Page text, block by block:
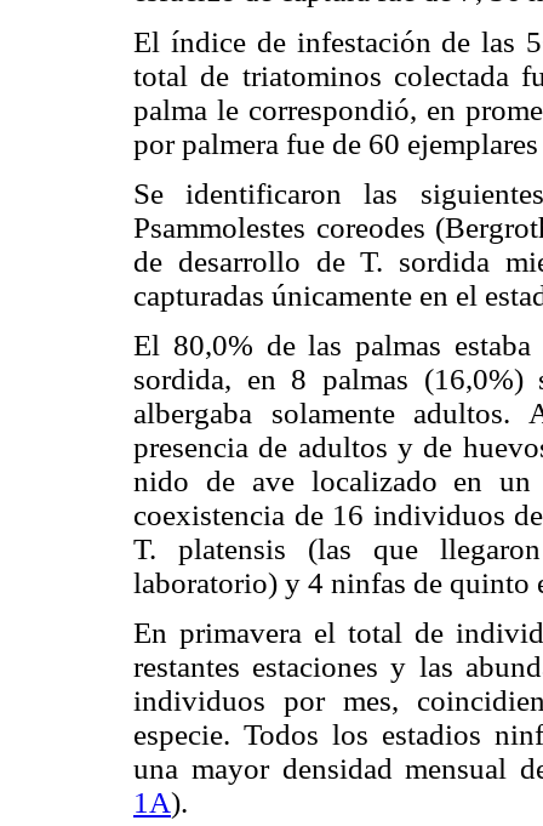
El índice de infestación de las
total de triatominos colectada
palma le correspondió, en
por palmera fue de 60
Se identificaron las
Psammolestes coreodes
de desarrollo de T. sordida
capturadas únicamente en el
El 80,0% de las palmas
sordida, en 8 palmas
albergaba solamente
presencia de adultos y de
nido de ave localizado en
coexistencia de 16 individuos
T. platensis (las que
laboratorio) y 4 ninfas de quinto
En primavera el total de
restantes estaciones y las
individuos por mes,
especie. Todos los estadios
una mayor densidad mensual
1A).